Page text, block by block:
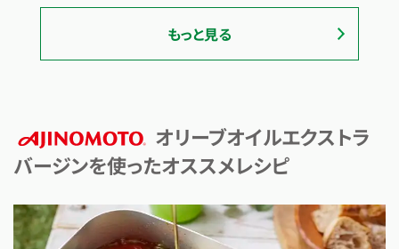
もっと見る
AJINOMOTO
オリーブオイルエクストラ
バージンを使ったオススメレシピ